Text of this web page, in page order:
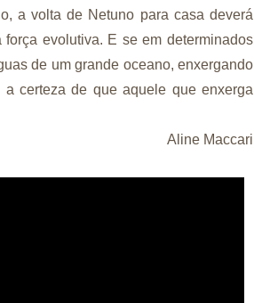
a volta de Netuno para casa deverá
evolutiva. E se em determinados
de um grande oceano, enxergando
certeza de que aquele que enxerga
Aline Maccari